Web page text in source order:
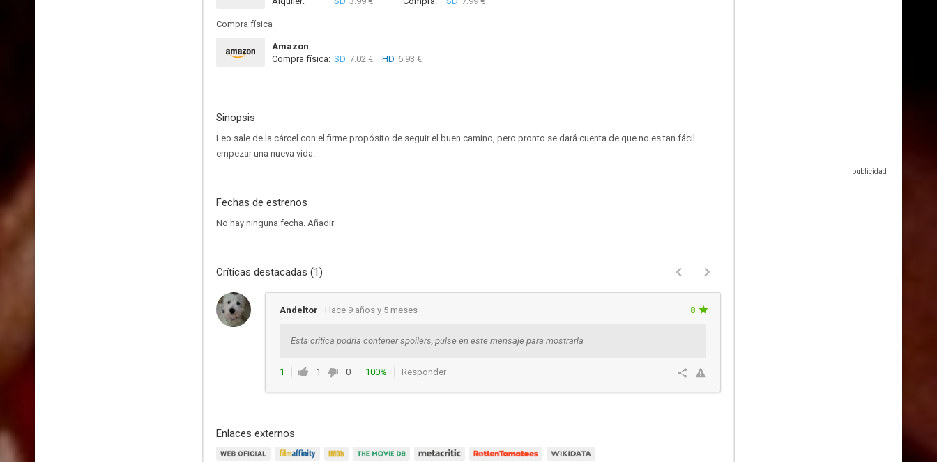
Compra física
Amazon
Compra física: SD 7.02 € HD 6.93 €
Sinopsis
Leo sale de la cárcel con el firme propósito de seguir el buen camino, pero pronto se dará cuenta de que no es tan fácil
empezar una nueva vida.
Fechas de estrenos
No hay ninguna fecha. Añadir
Críticas destacadas (1)
Andeltor Hace 9 años y 5 meses 8
Esta crítica podría contener spoilers, pulse en este mensaje para mostrarla
1 1 0 100% Responder
Enlaces externos